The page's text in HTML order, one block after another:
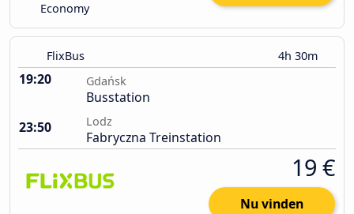
Economy
FlixBus 4h 30m
19:20 Gdańsk
Busstation
23:50
Lodz
Fabryczna Treinstation
19 €
Nu vinden